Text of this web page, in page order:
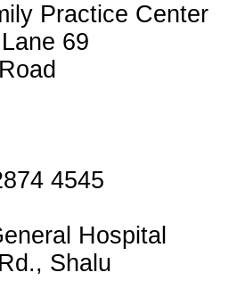
Practice Center
69
4545
Hospital
Shalu